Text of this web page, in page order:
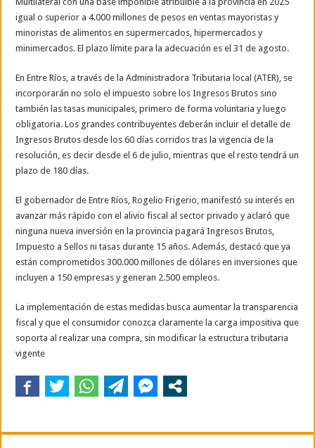
igual o superior a 4.000 millones de pesos en ventas mayoristas y
minoristas de alimentos en supermercados, hipermercados y
minimercados. El plazo límite para la adecuación es el 31 de agosto.
En Entre Ríos, a través de la Administradora Tributaria local (ATER), se
incorporarán no solo el impuesto sobre los Ingresos Brutos sino
también las tasas municipales, primero de forma voluntaria y luego
obligatoria. Los grandes contribuyentes deberán incluir el detalle de
Ingresos Brutos desde los 60 días corridos tras la vigencia de la
resolución, es decir desde el 6 de julio, mientras que el resto tendrá un
plazo de 180 días.
El gobernador de Entre Ríos, Rogelio Frigerio, manifestó su interés en
avanzar más rápido con el alivio fiscal al sector privado y aclaró que
ninguna nueva inversión en la provincia pagará Ingresos Brutos,
Impuesto a Sellos ni tasas durante 15 años. Además, destacó que ya
están comprometidos 300.000 millones de dólares en inversiones que
incluyen a 150 empresas y generan 2.500 empleos.
La implementación de estas medidas busca aumentar la transparencia
fiscal y que el consumidor conozca claramente la carga impositiva que
soporta al realizar una compra, sin modificar la estructura tributaria
vigente